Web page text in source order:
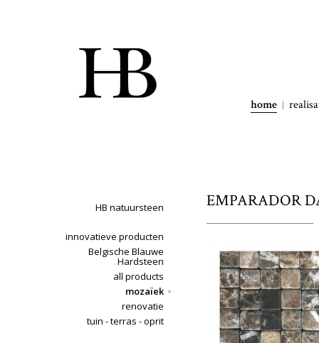
home
HB natuursteen
innovatieve producten
Belgische Blauwe
Hardsteen
all products
mozaïek
renovatie
tuin - terras - oprit
EMPARADOR